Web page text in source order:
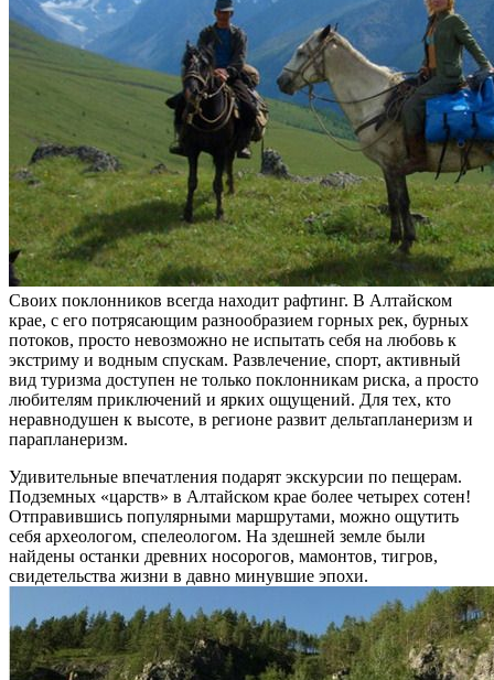
Своих поклонников всегда находит рафтинг. В Алтайском
крае, с его потрясающим разнообразием горных рек, бурных
потоков, просто невозможно не испытать себя на любовь к
экстриму и водным спускам. Развлечение, спорт, активный
вид туризма доступен не только поклонникам риска, а просто
любителям приключений и ярких ощущений. Для тех, кто
неравнодушен к высоте, в регионе развит дельтапланеризм и
парапланеризм.
Удивительные впечатления подарят экскурсии по пещерам.
Подземных «царств» в Алтайском крае более четырех сотен!
Отправившись популярными маршрутами, можно ощутить
себя археологом, спелеологом. На здешней земле были
найдены останки древних носорогов, мамонтов, тигров,
свидетельства жизни в давно минувшие эпохи.